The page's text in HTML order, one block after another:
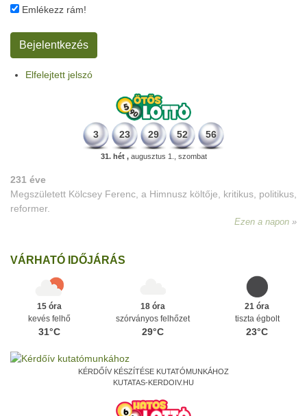
Emlékezz rám!
Elfelejtett jelszó
3 23 29 52 56
31. hét ,augusztus 1., szombat
231 éve
Megszületett Kölcsey Ferenc, a Himnusz költője, kritikus, politikus,
reformer.
Ezen a napon
VÁRHATÓ IDŐJÁRÁS
15 óra
kevés felhő
31°C
18 óra
szórványos felhőzet
29°C
21 óra
tiszta égbolt
23°C
KÉRDŐÍV KÉSZÍTÉSE KUTATÓMUNKÁHOZ
KUTATAS-KERDOIV.HU